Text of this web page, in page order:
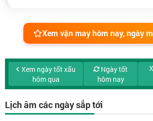
Xem vận may hôm nay, ngày
Xem ngày tốt xấu
hôm qua
Ngày tốt
hôm nay
Lịch âm các ngày sắp tới